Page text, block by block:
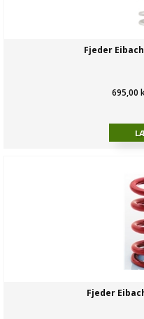
Fjeder Eibach
695,00
Fjeder